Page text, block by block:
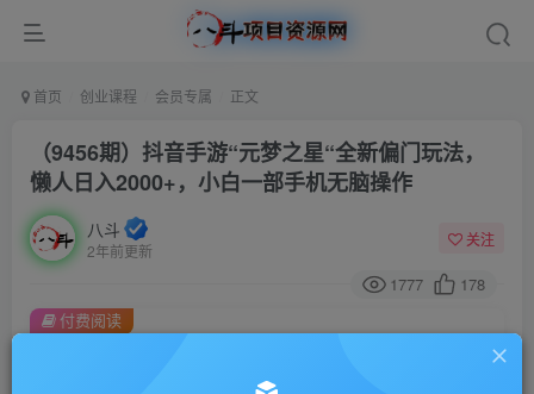
首页 创业课程 会员专属 正文
（9456期）抖音手游“元梦之星“全新偏门玩法，
懒人日入2000+，小白一部手机无脑操作
八斗
2年前更新
关注
1777 178
此内容为付费阅读，请付费后查看
付费阅读